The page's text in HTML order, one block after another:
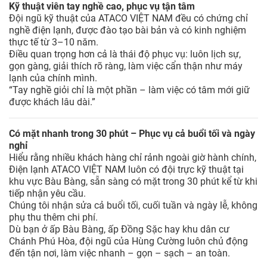
Kỹ thuật viên tay nghề cao, phục vụ tận tâm
Đội ngũ kỹ thuật của ATACO VIỆT NAM đều có chứng chỉ
nghề điện lạnh, được đào tạo bài bản và có kinh nghiệm
thực tế từ 3–10 năm.
Điều quan trọng hơn cả là thái độ phục vụ: luôn lịch sự,
gọn gàng, giải thích rõ ràng, làm việc cẩn thận như máy
lạnh của chính mình.
“Tay nghề giỏi chỉ là một phần – làm việc có tâm mới giữ
được khách lâu dài.”
Có mặt nhanh trong 30 phút – Phục vụ cả buổi tối và ngày
nghỉ
Hiểu rằng nhiều khách hàng chỉ rảnh ngoài giờ hành chính,
Điện lạnh ATACO VIỆT NAM luôn có đội trực kỹ thuật tại
khu vực Bàu Bàng, sẵn sàng có mặt trong 30 phút kể từ khi
tiếp nhận yêu cầu.
Chúng tôi nhận sửa cả buổi tối, cuối tuần và ngày lễ, không
phụ thu thêm chi phí.
Dù bạn ở ấp Bàu Bàng, ấp Đồng Sặc hay khu dân cư
Chánh Phú Hòa, đội ngũ của Hùng Cường luôn chủ động
đến tận nơi, làm việc nhanh – gọn – sạch – an toàn.